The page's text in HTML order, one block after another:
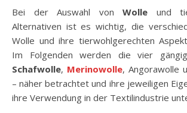
Bei der Auswahl von Wolle und
Alternativen ist es wichtig, die
Wolle und ihre tierwohlgerechten
Im Folgenden werden die vier
Schafwolle, Merinowolle, Angorawolle
– näher betrachtet und ihre jeweiligen
ihre Verwendung in der Textilindustrie